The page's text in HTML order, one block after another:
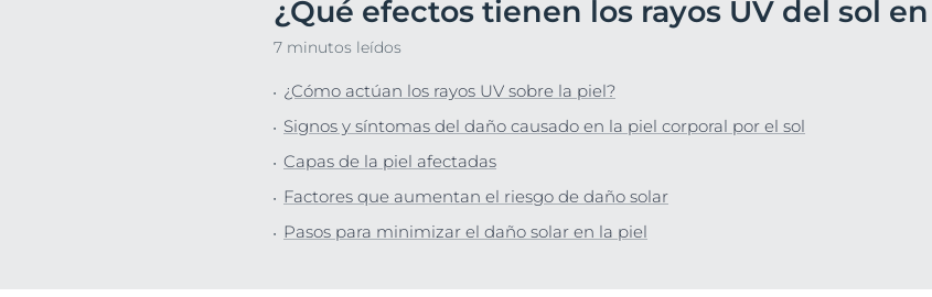
Protección Solar
Piel Grasa
Hiperpigmentación
Más información
Nuestro
¿Qué efectos tienen los rayos UV del sol
7 minutos leídos
¿Cómo actúan los rayos UV sobre la piel?
Signos y síntomas del daño causado en la piel corporal por el sol
Capas de la piel afectadas
Factores que aumentan el riesgo de daño solar
Pasos para minimizar el daño solar en la piel